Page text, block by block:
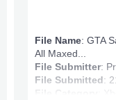
File Name: GTA
All Maxed...
File Submitter:
File Submitted: